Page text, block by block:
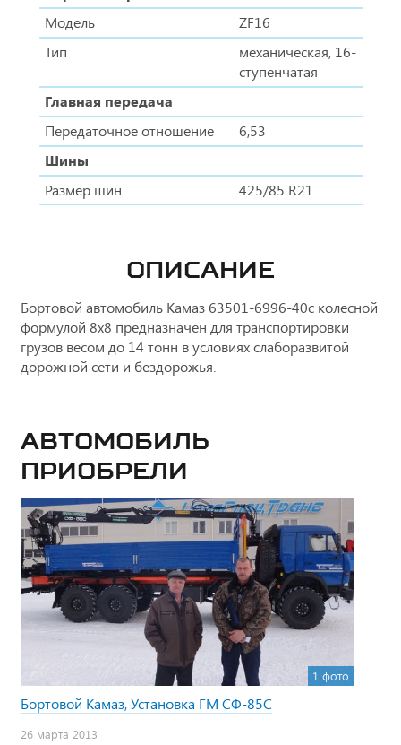
Модель
ZF16
Тип
механическая, 16-
ступенчатая
Главная передача
Передаточное отношение
6,53
Шины
Размер шин
425/85 R21
ОПИСАНИЕ
Бортовой автомобиль Камаз 63501-6996-40с колесной
формулой 8х8 предназначен для транспортировки
грузов весом до 14 тонн в условиях слаборазвитой
дорожной сети и бездорожья.
Автомобиль
приобрели
1 фото
Бортовой Камаз, Установка ГМ СФ-85С
26 марта 2013